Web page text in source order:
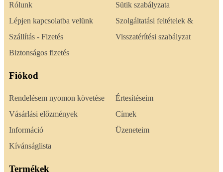
Rólunk
Lépjen kapcsolatba velünk
Szállítás - Fizetés
Biztonságos fizetés
Sütik szabályzata
Szolgáltatási feltételek &
Visszatérítési szabályzat
Fiókod
Rendelésem nyomon követése
Vásárlási előzmények
Információ
Kívánságlista
Értesítéseim
Címek
Üzeneteim
Termékek